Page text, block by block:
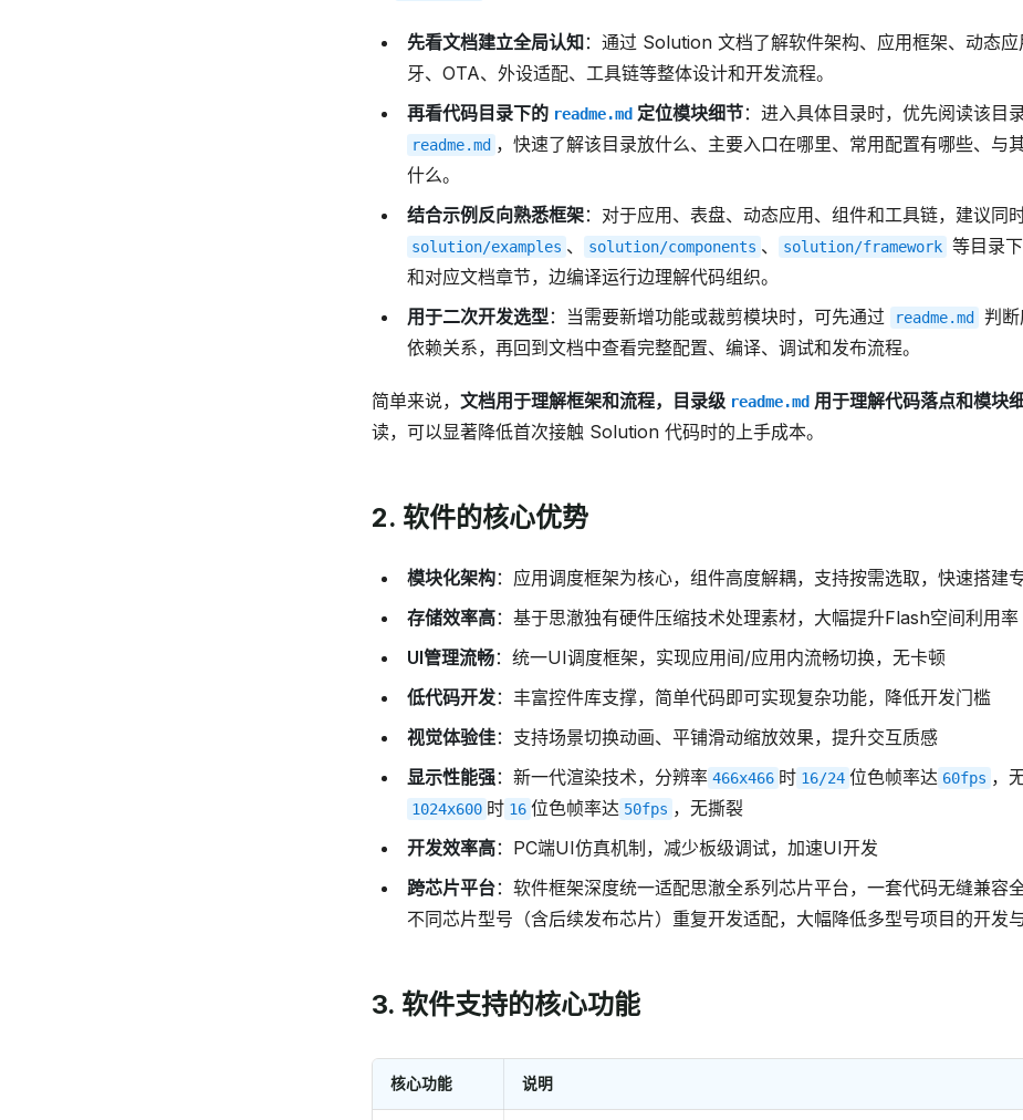
先看文档建立全局认知 ：通过 Solution 文档了解软件架构、应用框架、动态
牙、OTA、外设适配、工具链等整体设计和开发流程。
再看代码目录下的 readme.md 定位模块细节：进入具体目录时，优先阅读该目
readme.md ，快速了解该目录放什么、主要入口在哪里、常用配置有哪些、与
什么。
结合示例反向熟悉框架：对于应用、表盘、动态应用、组件和工具链，建议同
solution/examples 、 solution/components 、 solution/framework 等目录
和对应文档章节，边编译运行边理解代码组织。
用于二次开发选型：当需要新增功能或裁剪模块时，可先通过 readme.md
判
依赖关系，再回到文档中查看完整配置、编译、调试和发布流程。
简单来说， 文档用于理解框架和流程，目录级 readme.md 用于理解代码落点和模块
读，可以显著降低首次接触 Solution 代码时的上手成本。
2. 软件的核心优势
模块化架构：应用调度框架为核心，组件高度解耦，支持按需选取，快速搭建
存储效率高：基于思澈独有硬件压缩技术处理素材，大幅提升Flash空间利用率
UI管理流畅：统一UI调度框架，实现应用间/应用内流畅切换，无卡顿
低代码开发：丰富控件库支撑，简单代码即可实现复杂功能，降低开发门槛
视觉体验佳：支持场景切换动画、平铺滑动缩放效果，提升交互质感
显示性能强：新一代渲染技术，分辨率 466x466 时 16/24 位色帧率达 60fps ，
1024x600 时 16 位色帧率达 50fps ，无撕裂
开发效率高：PC端UI仿真机制，减少板级调试，加速UI开发
跨芯片平台：软件框架深度统一适配思澈全系列芯片平台，一套代码无缝兼容
不同芯片型号（含后续发布芯片）重复开发适配，大幅降低多型号项目的开发
3. 软件支持的核心功能
核心功能 说明